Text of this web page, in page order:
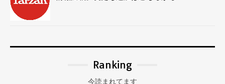
Ranking
今読まれてます